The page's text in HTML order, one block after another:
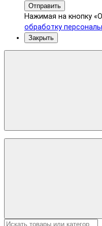
Отправить
Нажимая на кнопку
обработку
Закрыть